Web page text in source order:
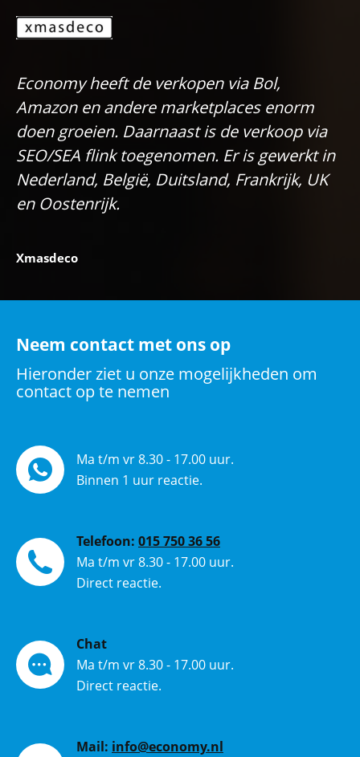
Economy heeft de verkopen via Bol,
Amazon en andere marketplaces enorm
doen groeien. Daarnaast is de verkoop via
SEO/SEA flink toegenomen. Er is gewerkt in
Nederland, België, Duitsland, Frankrijk, UK
en Oostenrijk.
Xmasdeco
Neem contact met ons op
Hieronder ziet u onze mogelijkheden om
contact op te nemen
Ma t/m vr 8.30 - 17.00 uur.
Binnen 1 uur reactie.
Telefoon: 015 750 36 56
Ma t/m vr 8.30 - 17.00 uur.
Direct reactie.
Chat
Ma t/m vr 8.30 - 17.00 uur.
Direct reactie.
Mail: info@economy.nl